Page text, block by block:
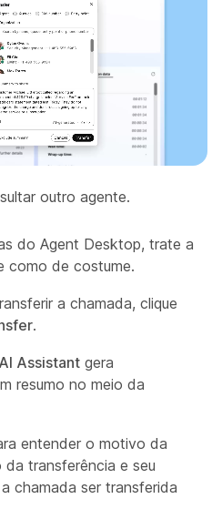
outro agente.
do Agent Desktop, trate a
como de costume.
a chamada, clique
.
Assistant gera
resumo no meio da
entender o motivo da
transferência e seu
chamada ser transferida